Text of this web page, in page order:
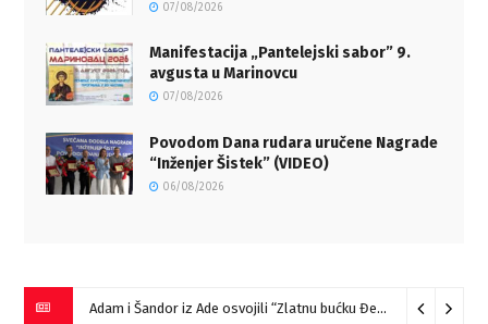
07/08/2026
Manifestacija „Pantelejski sabor” 9.
avgusta u Marinovcu
07/08/2026
Povodom Dana rudara uručene Nagrade
“Inženjer Šistek” (VIDEO)
06/08/2026
Adam i Šandor iz Ade osvojili “Zlatnu bućku Đerdapa” 09/08/